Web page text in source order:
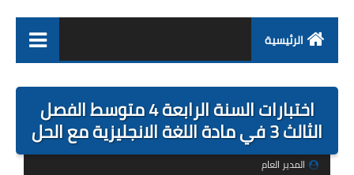
الرئيسية
التربية التحضيرية
السنة الاولى ابتدائي
اختبارات السنة الرابعة 4 متوسط الفصل
الثالث 3 في مادة اللغة الانجليزية مع الحل
المدير العام